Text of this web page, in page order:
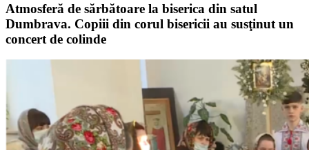
Atmosferă de sărbătoare la biserica din satul
Dumbrava. Copiii din corul bisericii au susţinut un
concert de colinde